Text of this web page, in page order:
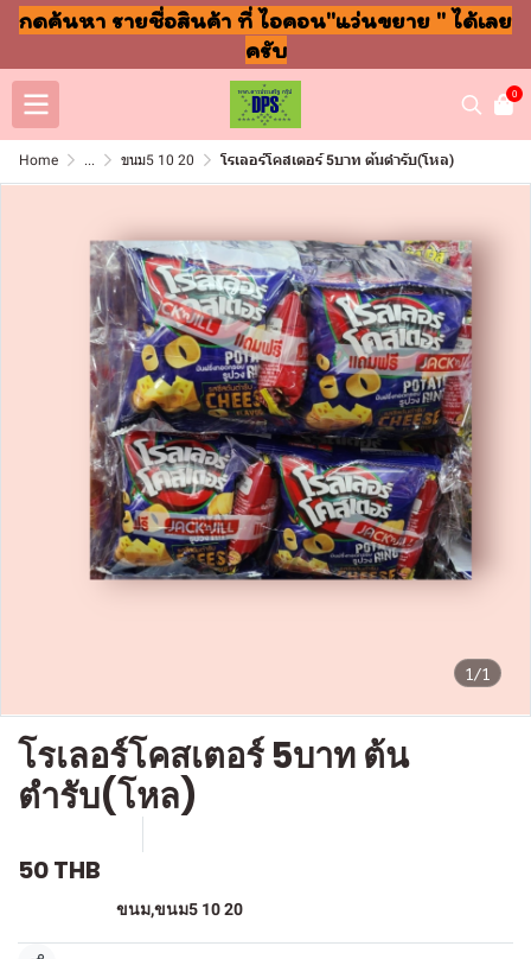
กดค้นหา รายชื่อสินค้า ที่ ไอคอน"แว่นขยาย " ได้เลย
ครับ
0
Home ... ขนม5 10 20 โรเลอร์โคสเตอร์ 5บาท ต้นตำรับ(โหล)
1/1
โรเลอร์โคสเตอร์ 5บาท ต้น
ตำรับ(โหล)
50 THB
ขนม,ขนม5 10 20